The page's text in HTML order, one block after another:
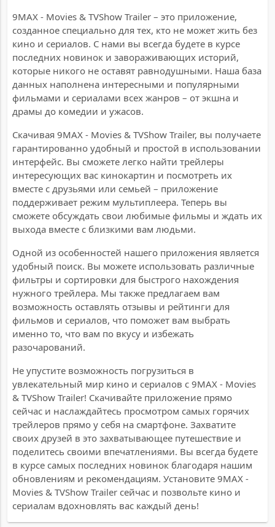
9MAX - Movies & TVShow Trailer – это приложение,
созданное специально для тех, кто не может жить без
кино и сериалов. С нами вы всегда будете в курсе
последних новинок и завораживающих историй,
которые никого не оставят равнодушными. Наша база
данных наполнена интересными и популярными
фильмами и сериалами всех жанров – от экшна и
драмы до комедии и ужасов.
Скачивая 9MAX - Movies & TVShow Trailer, вы получаете
гарантированно удобный и простой в использовании
интерфейс. Вы сможете легко найти трейлеры
интересующих вас кинокартин и посмотреть их
вместе с друзьями или семьей – приложение
поддерживает режим мультиплеера. Теперь вы
сможете обсуждать свои любимые фильмы и ждать их
выхода вместе с близкими вам людьми.
Одной из особенностей нашего приложения является
удобный поиск. Вы можете использовать различные
фильтры и сортировки для быстрого нахождения
нужного трейлера. Мы также предлагаем вам
возможность оставлять отзывы и рейтинги для
фильмов и сериалов, что поможет вам выбрать
именно то, что вам по вкусу и избежать
разочарований.
Не упустите возможность погрузиться в
увлекательный мир кино и сериалов с 9MAX - Movies
& TVShow Trailer! Скачивайте приложение прямо
сейчас и наслаждайтесь просмотром самых горячих
трейлеров прямо у себя на смартфоне. Захватите
своих друзей в это захватывающее путешествие и
поделитесь своими впечатлениями. Вы всегда будете
в курсе самых последних новинок благодаря нашим
обновлениям и рекомендациям. Установите 9MAX -
Movies & TVShow Trailer сейчас и позвольте кино и
сериалам вдохновлять вас каждый день!